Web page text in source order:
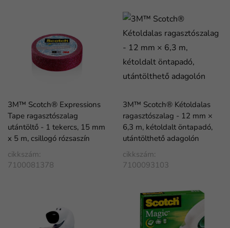
3M™ Scotch® Expressions
Tape ragasztószalag
utántöltő - 1 tekercs, 15 mm
x 5 m, csillogó rózsaszín
cikkszám:
7100081378
3M™ Scotch® Kétoldalas
ragasztószalag - 12 mm ×
6,3 m, kétoldalt öntapadó,
utántölthető adagolón
cikkszám:
7100093103